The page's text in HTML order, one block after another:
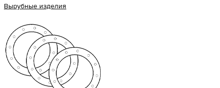
Вырубные изделия